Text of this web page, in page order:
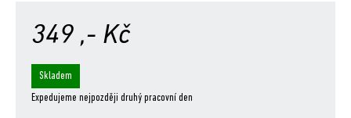
349 ,- Kč
Skladem
Expedujeme nejpozději druhý pracovní den